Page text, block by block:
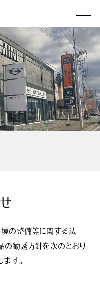
境の整備等に関する法
の勧誘方針を次のとおり
ます。